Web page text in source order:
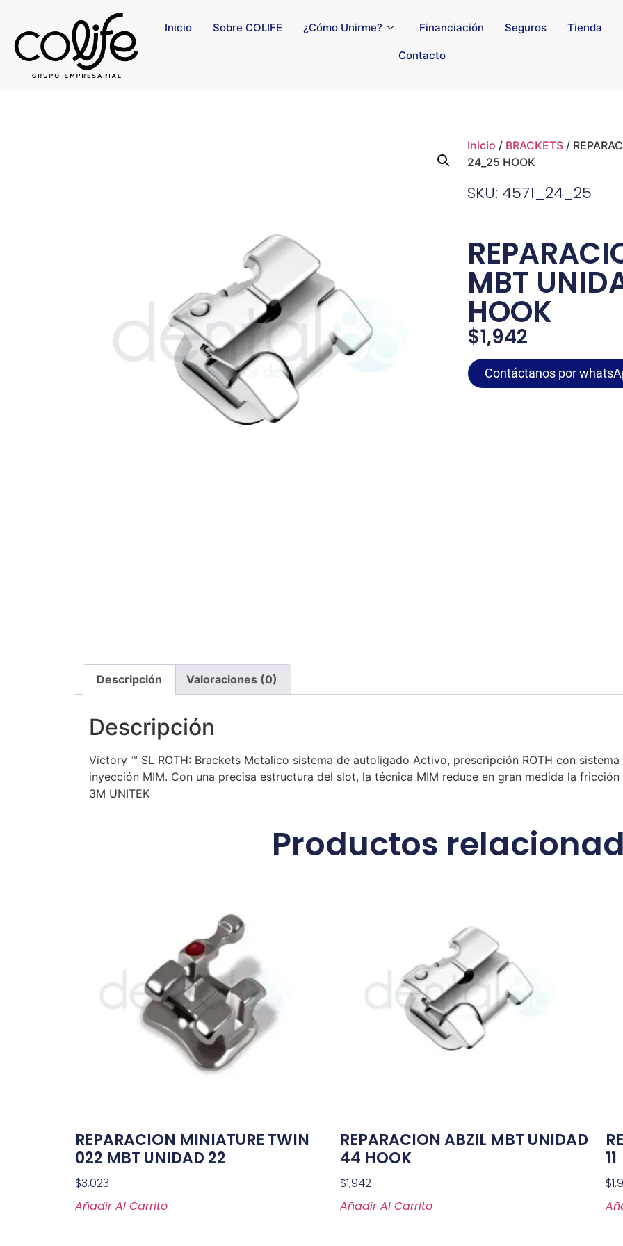
Inicio Sobre COLIFE ¿Cómo Unirme? Financiación Seguros Tienda
Contacto
Inicio / BRACKETS /
24_25 HOOK
SKU: 4571_24_25
MBT
HOOK
$1,942
Contáctanos por
Descripción Valoraciones (0)
Descripción
Victory ™ SL ROTH: Brackets Metalico sistema de autoligado Activo, prescripción ROTH con
inyección MIM. Con una precisa estructura del slot, la técnica MIM reduce en gran medida la
3M UNITEK
Productos
REPARACION MINIATURE TWIN
022 MBT UNIDAD 22
$3,023
Añadir Al Carrito
REPARACION ABZIL MBT UNIDAD
44 HOOK
$1,942
Añadir Al Carrito
11
$